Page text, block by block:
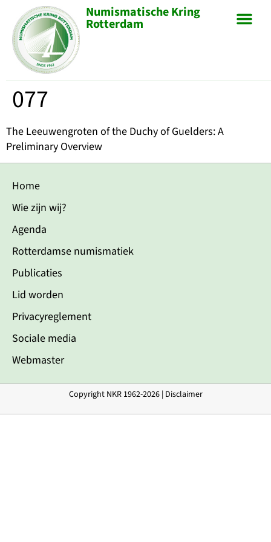
Numismatische Kring
Rotterdam
077
The Leeuwengroten of the Duchy of Guelders: A
Preliminary Overview
Home
Wie zijn wij?
Agenda
Rotterdamse numismatiek
Publicaties
Lid worden
Privacyreglement
Sociale media
Webmaster
Copyright NKR 1962-2026 | Disclaimer